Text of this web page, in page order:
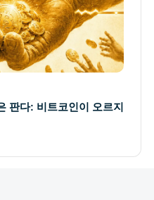
판다: 비트코인이 오르지